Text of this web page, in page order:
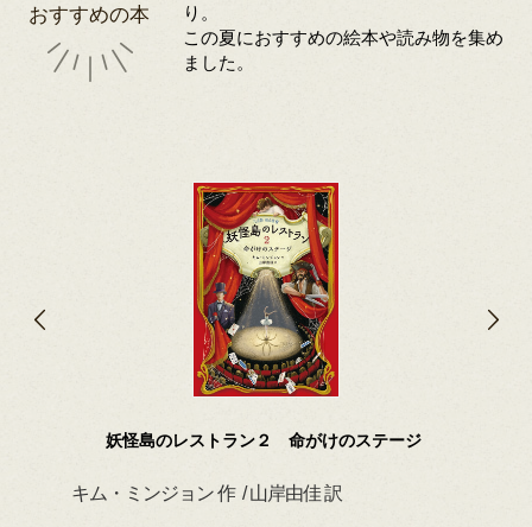
おすすめの本
り。
この夏におすすめの絵本や読み物を集め
ました。
妖怪島のレストラン２ 命がけのステージ
キム・ミンジョン 作 / 山岸由佳 訳